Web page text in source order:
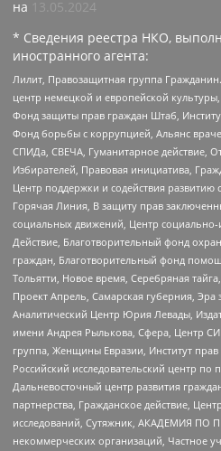
на
13.05.2024
* Сведения реестра НКО,
иностранного агента:
Лилит, Правозащитная группа
центр немецкой и европейской
Фонд защиты прав граждан Штаб,
Фонд борьбы с коррупцией, Альянс
СПИДа, СВЕЧА, Гуманитарное действие,
Избирателей, Правовая инициатива,
Центр поддержки и содействия развитию
Горячая Линия, В защиту прав
социальных движений, Центр
Действие, Благотворительный фонд
граждан, Благотворительный фонд
Тольятти, Новое время, Серебряная
Проект Апрель, Самарская губерния,
Аналитический Центр Юрия Левады,
имени Андрея Рылькова, Сфера, Центр
группа, Женщины Евразии, Институт
Российский исследовательский центр по
Дальневосточный центр развития
партнерства, Гражданское действие,
исследований, Сутяжник, АКАДЕМИЯ ПО
некоммерческих организаций, Частное